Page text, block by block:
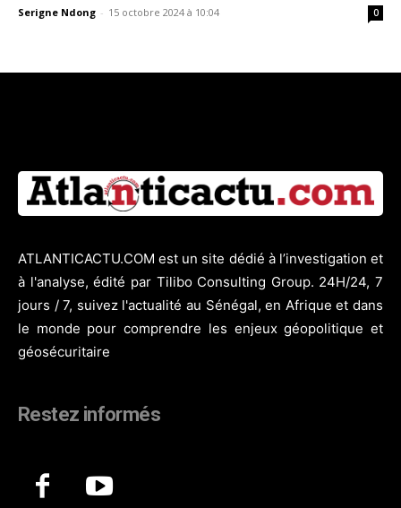
Serigne Ndong - 15 octobre 2024 à 10:04 0
ATLANTICACTU.COM est un site dédié à l’investigation et
à l'analyse, édité par Tilibo Consulting Group. 24H/24, 7
jours / 7, suivez l'actualité au Sénégal, en Afrique et dans
le monde pour comprendre les enjeux géopolitique et
géosécuritaire
Restez informés